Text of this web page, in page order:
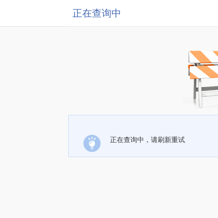
正在查询中
正在查询中，请刷新重试